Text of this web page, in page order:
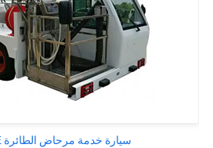
سيارة خدمة مرحاض الطائرة HD-LSZ/LSE